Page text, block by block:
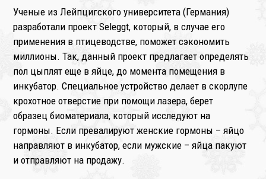
Ученые из Лейпцигского университета (Германия)
разработали проект Seleggt, который, в случае его
применения в птицеводстве, поможет сэкономить
миллионы. Так, данный проект предлагает определять
пол цыплят еще в яйце, до момента помещения в
инкубатор. Специальное устройство делает в скорлупе
крохотное отверстие при помощи лазера, берет
образец биоматериала, который исследуют на
гормоны. Если превалируют женские гормоны – яйцо
направляют в инкубатор, если мужские – яйца пакуют
и отправляют на продажу.